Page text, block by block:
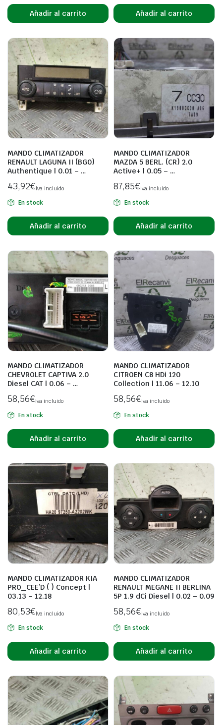
Añadir al carrito Añadir al carrito
MANDO CLIMATIZADOR
RENAULT LAGUNA II (BG0)
Authentique | 0.01 – …
43,92€Iva incluido
En stock
Añadir al carrito
MANDO CLIMATIZADOR
MAZDA 5 BERL. (CR) 2.0
Active+ | 0.05 – …
87,85€Iva incluido
En stock
Añadir al carrito
MANDO CLIMATIZADOR
CHEVROLET CAPTIVA 2.0
Diesel CAT | 0.06 – …
58,56€Iva incluido
En stock
Añadir al carrito
MANDO CLIMATIZADOR
CITROEN C8 HDi 120
Collection | 11.06 – 12.10
58,56€Iva incluido
En stock
Añadir al carrito
MANDO CLIMATIZADOR KIA
PRO_CEE’D ( ) Concept |
03.13 – 12.18
80,53€Iva incluido
En stock
Añadir al carrito
MANDO CLIMATIZADOR
RENAULT MEGANE II BERLINA
5P 1.9 dCi Diesel | 0.02 – 0.09
58,56€Iva incluido
En stock
Añadir al carrito